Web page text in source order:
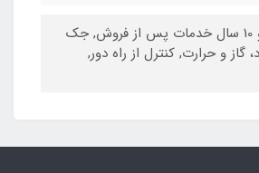
24 ماه گارانتی و 10 سال خدمات پس از فروش, جک
گاز و حرارت, کنترل از راه دور,